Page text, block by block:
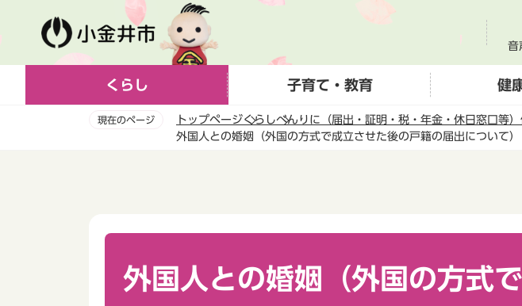
ー
音
くらし 子育て・教育 健
現在のページ トップページくらしべんりに（届出・証明・税・年金・休日窓口等）
外国人との婚姻（外国の方式で成立させた後の戸籍の届出について）
外国人との婚姻（外国の方式